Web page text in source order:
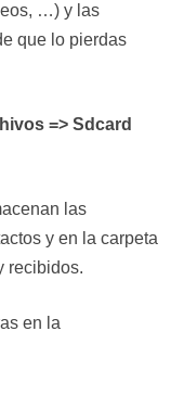
…) y las
que lo pierdas
=> Sdcard
las
y en la carpeta
recibidos.
en la